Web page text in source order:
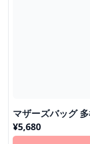
マザーズバッグ
¥5,680